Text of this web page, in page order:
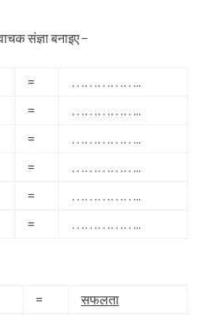
संज्ञा बनाइए −
=
……………..
=
……………..
=
……………..
=
……………..
=
……………..
= ……………..
=
सफलता